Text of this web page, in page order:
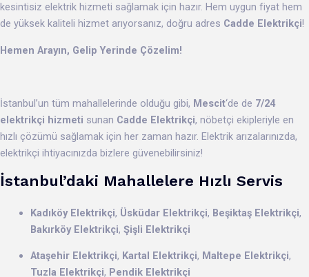
kesintisiz elektrik hizmeti sağlamak için hazır. Hem uygun fiyat hem
de yüksek kaliteli hizmet arıyorsanız, doğru adres Cadde Elektrikçi!
Hemen Arayın, Gelip Yerinde Çözelim!
İstanbul’un tüm mahallelerinde olduğu gibi, Mescit‘de de 7/24
elektrikçi hizmeti sunan Cadde Elektrikçi, nöbetçi ekipleriyle en
hızlı çözümü sağlamak için her zaman hazır. Elektrik arızalarınızda,
elektrikçi ihtiyacınızda bizlere güvenebilirsiniz!
İstanbul’daki Mahallelere Hızlı Servis
Kadıköy Elektrikçi, Üsküdar Elektrikçi, Beşiktaş Elektrikçi,
Bakırköy Elektrikçi, Şişli Elektrikçi
Ataşehir Elektrikçi, Kartal Elektrikçi, Maltepe Elektrikçi,
Tuzla Elektrikçi, Pendik Elektrikçi